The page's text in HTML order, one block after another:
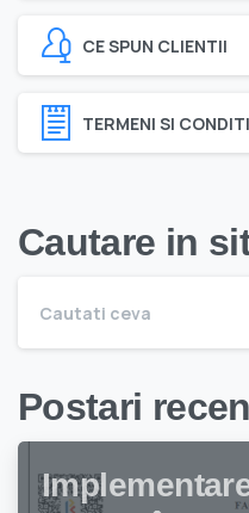
CE SPUN CLIENTII
TERMENI SI
Cautare in
Postari